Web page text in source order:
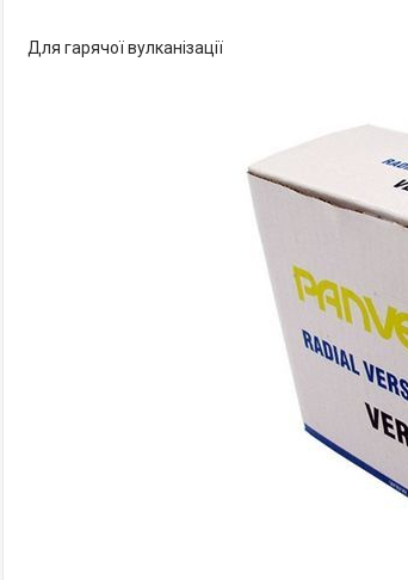
Для гарячої вулканізації